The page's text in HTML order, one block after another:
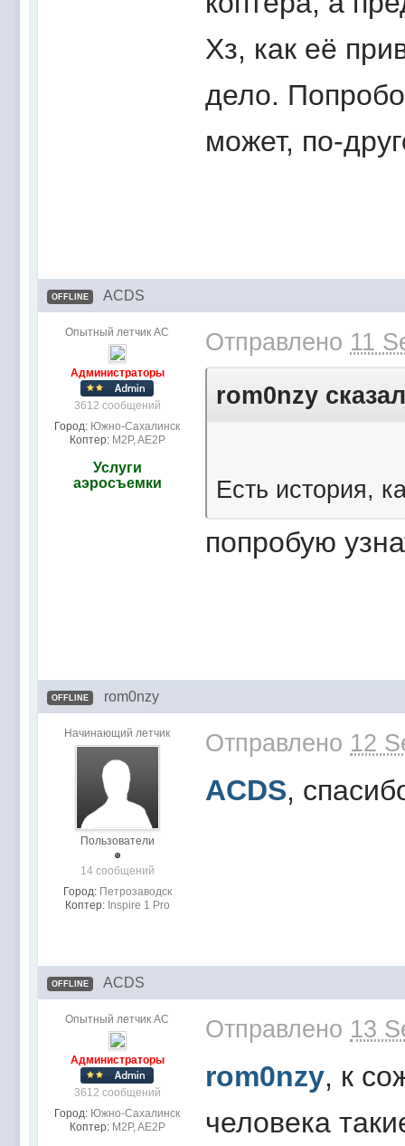
Хз, как её
дело.
может, по-
OFFLINE ACDS
Опытный летчик АС
Администраторы
3612 сообщений
Город: Южно-Сахалинск
Коптер: M2P, AE2P
Услуги
аэросъемки
Отправлено 11
rom0nzy
Есть история,
попробую
OFFLINE rom0nzy
Начинающий летчик
Пользователи
14 сообщений
Город: Петрозаводск
Коптер: Inspire 1 Pro
Отправлено 12
ACDS,
OFFLINE ACDS
Опытный летчик АС
Администраторы
3612 сообщений
Город: Южно-Сахалинск
Коптер: M2P, AE2P
Отправлено 13
rom0nzy, к
человека